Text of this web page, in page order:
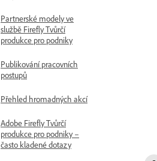
Partnerské modely ve
službě Firefly Tvůrčí
produkce pro podniky
Publikování pracovních
postupů
Přehled hromadných akcí
Adobe Firefly Tvůrčí
produkce pro podniky –
často kladené dotazy